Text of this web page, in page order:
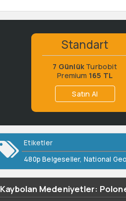
Standart
7 Günlük Turbobit
Premium 165 TL
Satın Al
Etiketler
480p Belgeseller, National
Kaybolan Medeniyetler: